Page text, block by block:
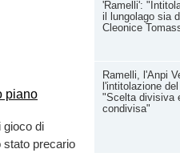
'Ramelli':
il lungolago sia
Cleonice
Ramelli, l'Anpi
l'intitolazione
"Scelta divisiva
condivisa"
gioco di
stato precario